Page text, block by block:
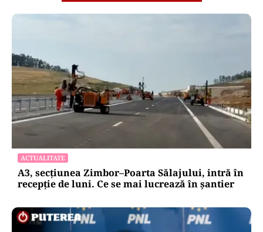
ACTUALITATE
A3, secțiunea Zimbor–Poarta Sălajului, intră în
recepție de luni. Ce se mai lucrează în șantier